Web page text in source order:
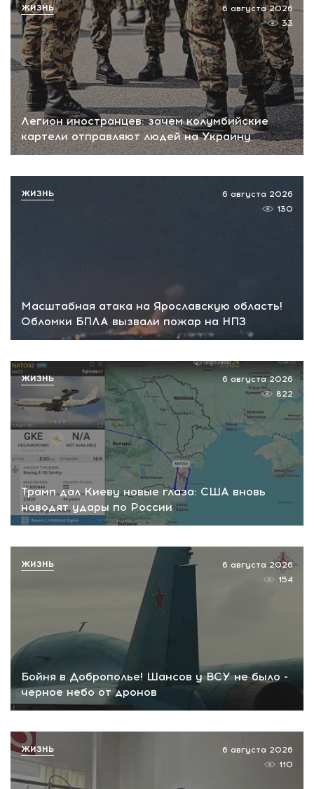
Легион иностранцев: зачем колумбийские
картели отправляют людей на Украину
6 августа 2026
33
ЖИЗНЬ
Масштабная атака на Ярославскую область!
Обломки БПЛА вызвали пожар на НПЗ
6 августа 2026
130
ЖИЗНЬ
Трамп дал Киеву новые глаза: США вновь
наводят удары по России
6 августа 2026
822
ЖИЗНЬ
Бойня в Доброполье! Шансов у ВСУ не было -
черное небо от дронов
6 августа 2026
154
ЖИЗНЬ
6 августа 2026
110
ЖИЗНЬ